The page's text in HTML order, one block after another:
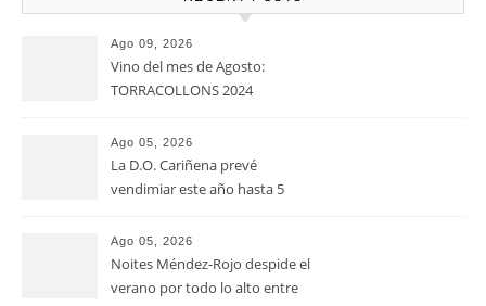
Ago 09, 2026
Vino del mes de Agosto:
TORRACOLLONS 2024
Ago 05, 2026
La D.O. Cariñena prevé
vendimiar este año hasta 5
que en 2025
Ago 05, 2026
Noites Méndez-Rojo despide el
verano por todo lo alto entre